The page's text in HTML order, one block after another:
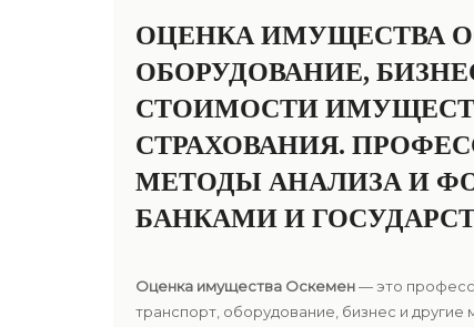
ОЦЕНКА ИМУЩЕСТВА
ОБОРУДОВАНИЕ,
СТОИМОСТИ
СТРАХОВАНИЯ.
МЕТОДЫ АНАЛИЗА И
БАНКАМИ И
Оценка имущества Оскемен— это
транспорт, оборудование, бизнес и